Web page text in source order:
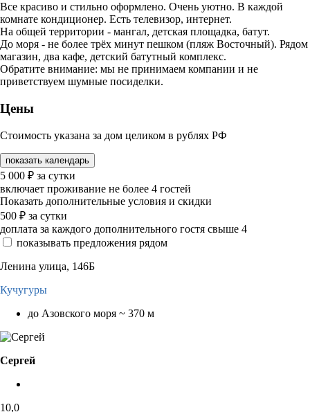
Все красиво и стильно оформлено. Очень уютно. В каждой
комнате кондиционер. Есть телевизор, интернет.
На общей территории - мангал, детская площадка, батут.
До моря - не более трёх минут пешком (пляж Восточный). Рядом
магазин, два кафе, детский батутный комплекс.
Обратите внимание: мы не принимаем компании и не
приветствуем шумные посиделки.
Цены
Стоимость указана за дом целиком в рублях РФ
показать календарь
5 000 ₽ за сутки
включает проживание не более 4 гостей
Показать дополнительные условия и скидки
500 ₽ за сутки
доплата за каждого дополнительного гостя свыше 4
показывать предложения рядом
Ленина улица, 146Б
Кучугуры
до Азовского моря ~ 370 м
Сергей
10,0